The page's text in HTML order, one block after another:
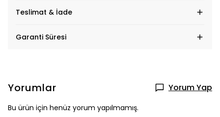
Teslimat & İade
Garanti Süresi
Yorumlar Yorum Yap
Bu ürün için henüz yorum yapılmamış.